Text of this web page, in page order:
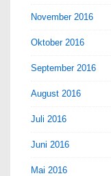
November 2016
Oktober 2016
September 2016
August 2016
Juli 2016
Juni 2016
Mai 2016